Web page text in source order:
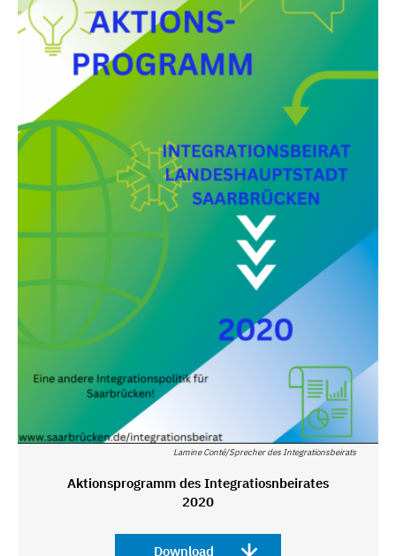
Lamine Conté/Sprecher des Integrationsbeirats
Aktionsprogramm des Integratiosnbeirates
2020
Download